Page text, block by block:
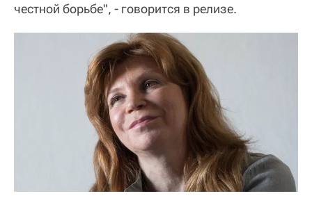
честной борьбе", - говорится в релизе.